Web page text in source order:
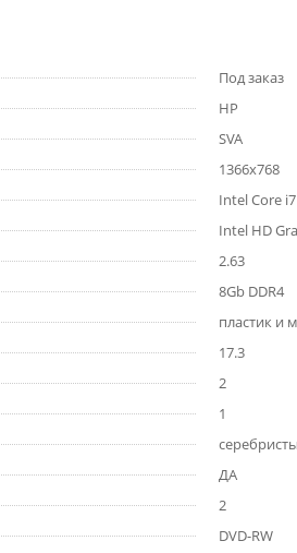
Под заказ
HP
SVA
1366x768
Intel Core
Intel HD
2.63
8Gb DDR4
пластик и
17.3
2
1
ДА
2
DVD-RW